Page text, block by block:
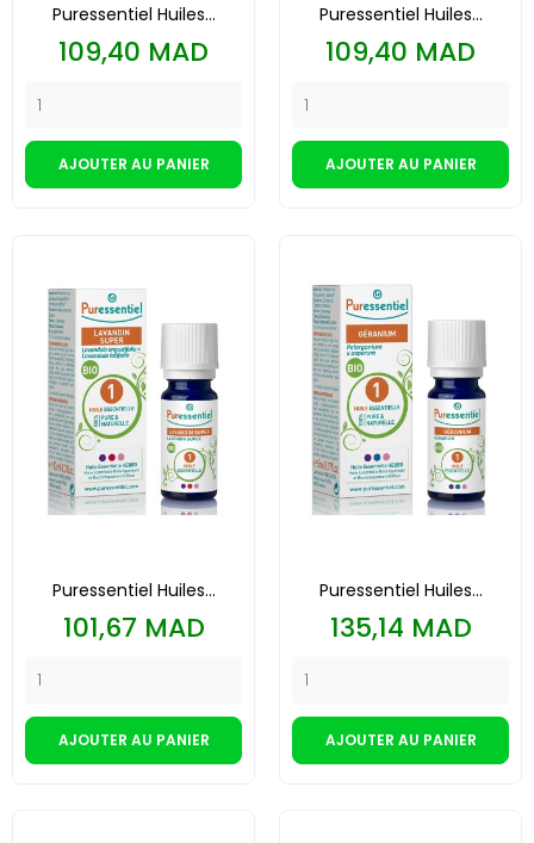
Puressentiel Huiles...
Prix
109,40 MAD
AJOUTER AU PANIER
Puressentiel Huiles...
Prix
109,40 MAD
AJOUTER AU PANIER
Puressentiel Huiles...
Prix
101,67 MAD
AJOUTER AU PANIER
Puressentiel Huiles...
Prix
135,14 MAD
AJOUTER AU PANIER